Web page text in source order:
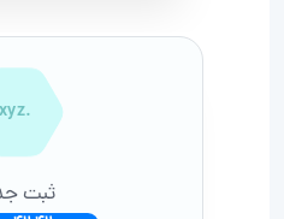
.xyz
ثبت